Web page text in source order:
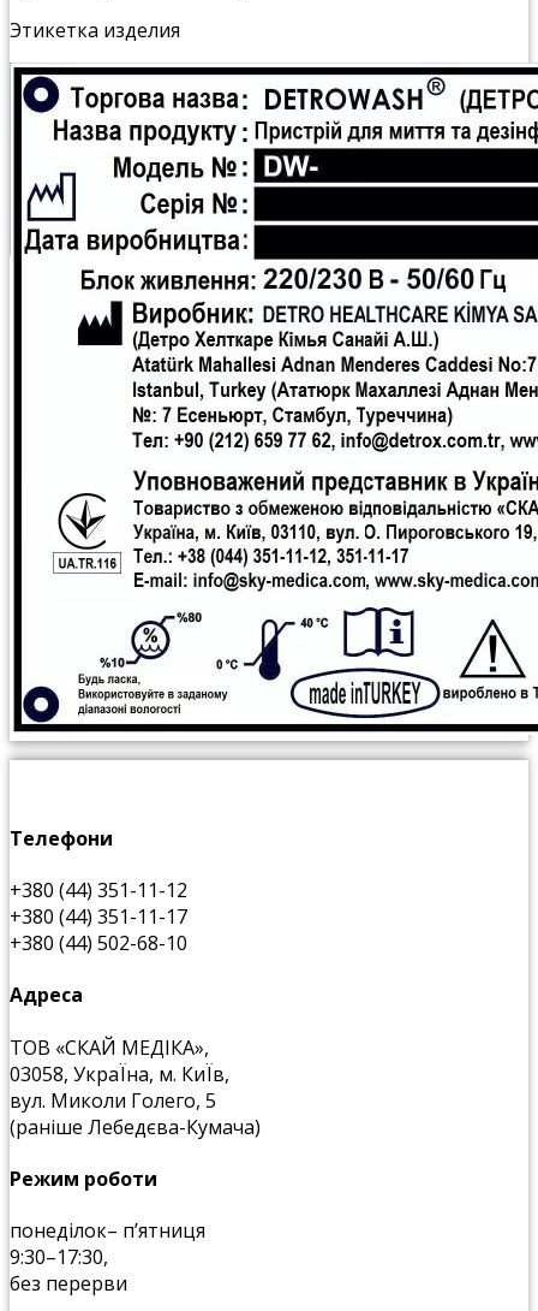
Этикетка изделия
Телефони
+380 (44) 351-11-12
+380 (44) 351-11-17
+380 (44) 502-68-10
Адреса
ТОВ «СКАЙ МЕДІКА»,
03058, УкраЇна, м. КиЇв,
вул. Миколи Голего, 5
(раніше Лебедєва-Кумача)
Режим роботи
понеділок– п’ятниця
9:30–17:30,
без перерви